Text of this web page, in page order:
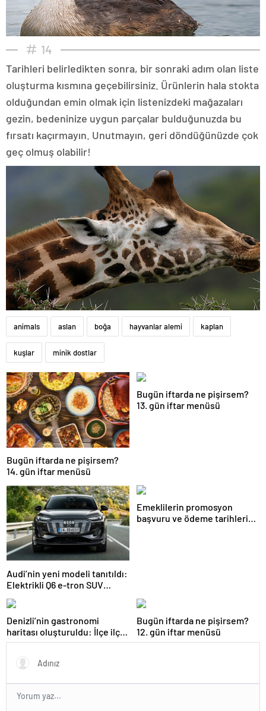
14
Tarihleri belirledikten sonra, bir sonraki adım olan liste
oluşturma kısmına geçebilirsiniz. Ürünlerin hala stokta
olduğundan emin olmak için listenizdeki mağazaları
gezin, bedeninize uygun parçalar bulduğunuzda bu
fırsatı kaçırmayın. Unutmayın, geri döndüğünüzde çok
geç olmuş olabilir!
animals aslan boğa hayvanlar alemi kaplan
kuşlar minik dostlar
Bugün iftarda ne pişirsem?
14. gün iftar menüsü
Bugün iftarda ne pişirsem?
13. gün iftar menüsü
Audi’nin yeni modeli tanıtıldı:
Elektrikli Q6 e-tron SUV
geliyor…
Emeklilerin promosyon
başvuru ve ödeme tarihleri
Denizli’nin gastronomi
haritası oluşturuldu: İlçe ilçe
lezzet haritasi
Bugün iftarda ne pişirsem?
12. gün iftar menüsü